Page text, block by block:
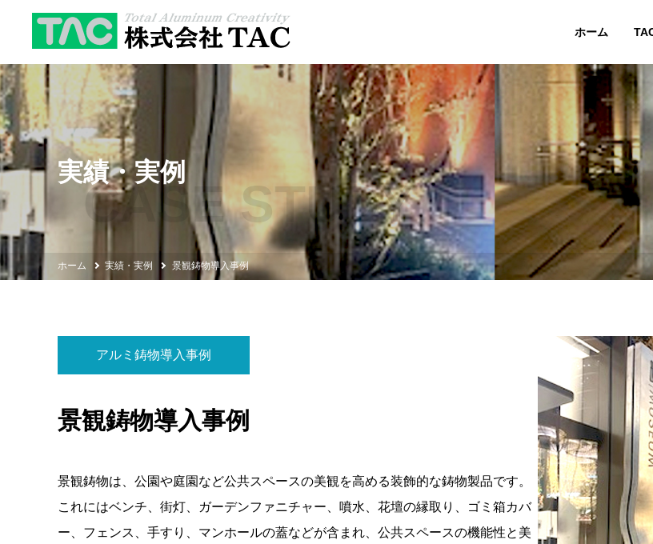
ホーム
実績・実例
CASE STUDY
ホーム 実績・実例 景観鋳物導入事例
アルミ鋳物導入事例
景観鋳物導入事例
景観鋳物は、公園や庭園など公共スペースの美観を高める装飾的な鋳物製品です。
これにはベンチ、街灯、ガーデンファニチャー、噴水、花壇の縁取り、ゴミ箱カバ
ー、フェンス、手すり、マンホールの蓋などが含まれ、公共スペースの機能性と美